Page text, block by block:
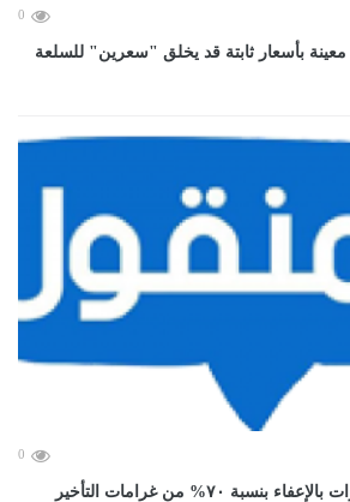
0
معينة بأسعار ثابتة قد يخلق "سعرين" للسلعة
0
وزير الإسكان: منح تيسيرات بالإعفاء بنسبة ٧٠% من غرامات التأخير